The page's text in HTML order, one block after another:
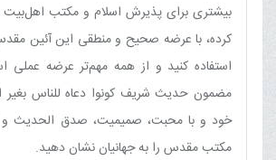
بیشتری برای پذیرش اسلام و مکتب اهل‌بیت
کرده، با عرضه صحیح و منطقی این آئین
استفاده کنید و از همه مهم‌تر عرضه عملی
مضمون حدیث شریف کونوا دعاه للناس بغیر
خود و با محبت، صمیمیت، صدق الحدیث و
مکتب مقدس را به جهانیان نشان دهید.